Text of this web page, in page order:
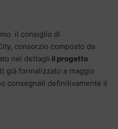
il consiglio di
consorzio composto da
nei dettagli il progetto
già formalizzato a maggio
consegnati definitivamente il